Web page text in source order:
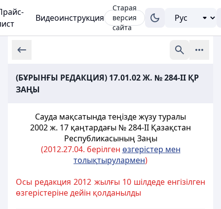
Видеоинструкция
Старая
версия
сайта
(БҰРЫНҒЫ РЕДАКЦИЯ) 17.01.02 Ж. № 284-ІІ ҚР
ЗАҢЫ
Сауда мақсатында теңізде жүзу туралы
2002 ж. 17 қаңтардағы № 284-ІІ Қазақстан
Республикасының Заңы
(2012.27.04. берілген өзгерістер мен
толықтырулармен)
Осы редакция 2012 жылғы 10 шілдеде енгізілген
өзгерістеріне дейін қолданылды